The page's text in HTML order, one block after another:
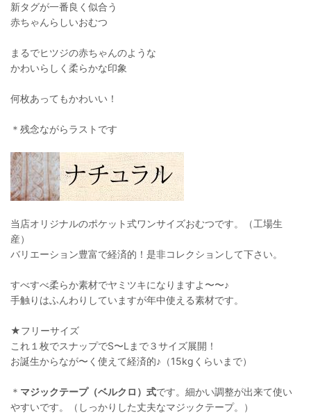
新タグが一番良く似合う
赤ちゃんらしいおむつ
まるでヒツジの赤ちゃんのような
かわいらしく柔らかな印象
何枚あってもかわいい！
＊残念ながらラストです
当店オリジナルのポケット式ワンサイズおむつです。（工場生
産）
バリエーション豊富で経済的！是非コレクションして下さい。
すべすべ柔らか素材でヤミツキになりますよ〜〜♪
手触りはふんわりしていますが年中使える素材です。
★フリーサイズ
これ１枚でスナップでS〜Lまで３サイズ展開！
お誕生からなが〜く使えて経済的♪（15kgくらいまで）
＊ マジックテープ（ベルクロ）式です。細かい調整が出来て使い
やすいです。（しっかりした丈夫なマジックテープ。）